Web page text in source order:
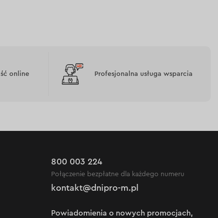
online Profesjonalna usługa wsparcia
800 003 224
Połączenie bezpłatne dla każdego numeru
kontakt@dnipro-m.pl
Powiadomienia o nowych promocjach,